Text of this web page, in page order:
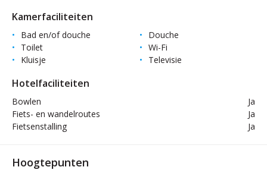
Kamerfaciliteiten
Bad en/of douche
Douche
Toilet
Wi-Fi
Kluisje
Televisie
Hotelfaciliteiten
Bowlen
Ja
Fiets- en wandelroutes
Ja
Fietsenstalling
Ja
Hoogtepunten